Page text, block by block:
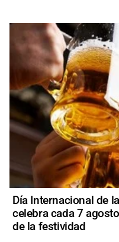
Día Internacional de
celebra cada 7
de la festividad